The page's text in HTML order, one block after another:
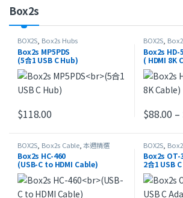
Box2s
BOX2S Box2s Hubs
Box2s MP5PDS
(5合1 USB C Hub)
$118.00
BOX2S
Box2s HD-
( HDMI 8K
$88.00 –
此產品有
BOX2S Box2s Cable,本週精選
Box2s HC-460
(USB-C to HDMI Cable)
BOX2S
Box2s OT-
2合1 USB